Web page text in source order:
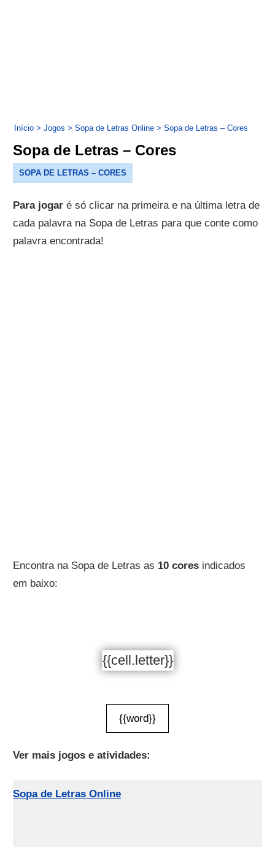
Início > Jogos > Sopa de Letras Online > Sopa de Letras – Cores
Sopa de Letras – Cores
SOPA DE LETRAS – CORES
Para jogar é só clicar na primeira e na última letra de
cada palavra na Sopa de Letras para que conte como
palavra encontrada!
Encontra na Sopa de Letras as 10 cores indicados
em baixo:
{{cell.letter}}
{{word}}
Ver mais jogos e atividades:
Sopa de Letras Online